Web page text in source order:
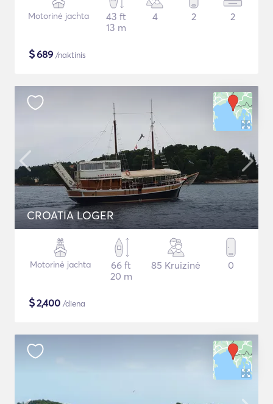
Motorinė jachta
43 ft
13 m
4 2 2
$689 /naktinis
CROATIA LOGER
Motorinė jachta
66 ft
20 m
85 Kruizinė 0
$2,400 /diena